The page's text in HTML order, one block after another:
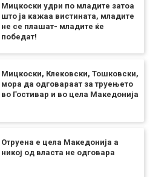
Мицкоски удри по младите затоа
што ја кажаа вистината, младите
не се плашат- младите ќе
победат!
Мицкоски, Клековски, Тошковски,
мора да одговараат за труењето
во Гостивар и во цела Македонија
Отруена е цела Македонија а
никој од власта не одговара